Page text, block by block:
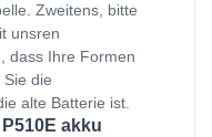
Zweitens, bitte
unsren
dass Ihre Formen
die
alte Batterie ist.
akku